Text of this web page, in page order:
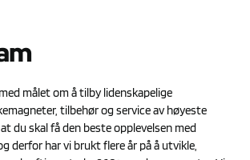
målet om å tilby lidenskapelige
tilbehør og service av høyeste
du skal få den beste opplevelsen med
derfor har vi brukt flere år på å utvikle,